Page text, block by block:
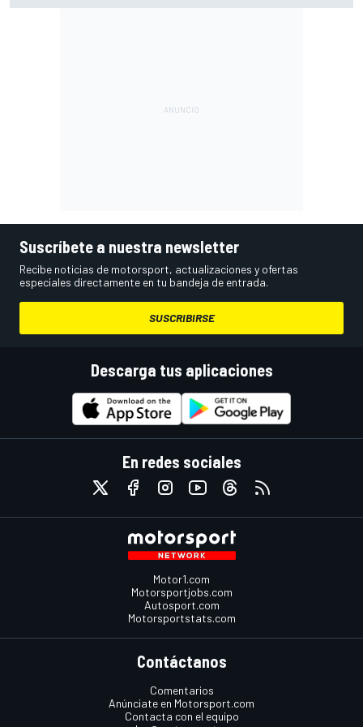
Suscríbete a nuestra newsletter
Recibe noticias de motorsport, actualizaciones y ofertas
especiales directamente en tu bandeja de entrada.
SUSCRIBIRSE
Descarga tus aplicaciones
En redes sociales
Motor1.com
Motorsportjobs.com
Autosport.com
Motorsportstats.com
Contáctanos
Comentarios
Anúnciate en Motorsport.com
Contacta con el equipo